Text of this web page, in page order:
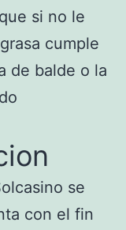
si no le
cumple
de balde o la
se
con el fin